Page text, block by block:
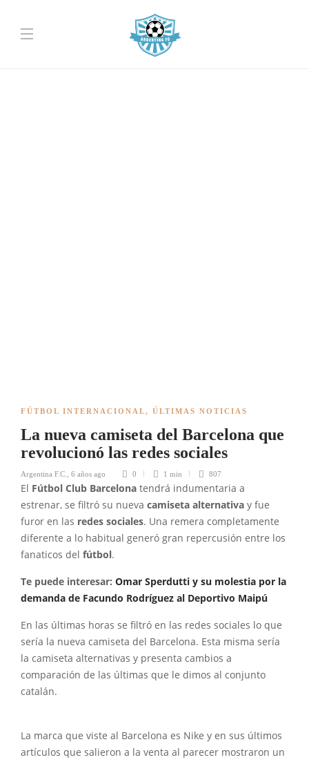
FÚTBOL INTERNACIONAL, ÚLTIMAS NOTICIAS
La nueva camiseta del Barcelona que
revolucionó las redes sociales
Argentina F.C. 6 años ago 0 1 min 807
El Fútbol Club Barcelona tendrá indumentaria a
estrenar, se filtró su nueva camiseta alternativa y fue
furor en las redes sociales. Una remera completamente
diferente a lo habitual generó gran repercusión entre los
fanaticos del fútbol.
Te puede interesar: Omar Sperdutti y su molestia por la
demanda de Facundo Rodríguez al Deportivo Maipú
En las últimas horas se filtró en las redes sociales lo que
sería la nueva camiseta del Barcelona. Esta misma sería
la camiseta alternativas y presenta cambios a
comparación de las últimas que le dimos al conjunto
catalán.
La marca que viste al Barcelona es Nike y en sus últimos
artículos que salieron a la venta al parecer mostraron un